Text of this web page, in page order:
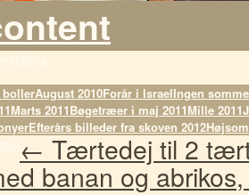
August 2010Forår i IsraelIngen
Marts 2011Bøgetræer i maj 2011Mille 2011
Efterårs billeder fra skoven 2012
← Tærtedej til 2
banan og